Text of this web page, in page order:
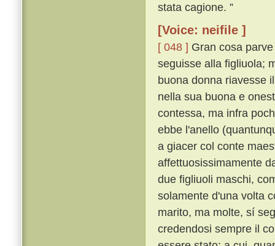
stata cagione. ”
[Voice: neifile ]
[ 048 ] Gran cosa
seguisse alla figliuola;
buona donna riavesse
nella sua buona e
contessa, ma infra
ebbe l'anello
a giacer col conte
affettuosissimamente
due figliuoli maschi,
solamente d'una volta
marito, ma molte, sí
credendosi sempre il